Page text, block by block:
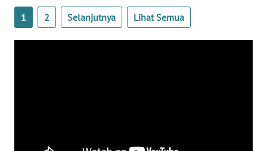
1 2 Selanjutnya Lihat Semua
JAMBI
WN